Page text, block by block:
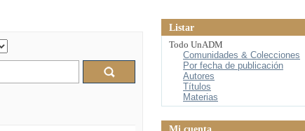
Listar
Todo UnADM
Comunidades & Colecciones
Por fecha de publicación
Autores
Títulos
Materias